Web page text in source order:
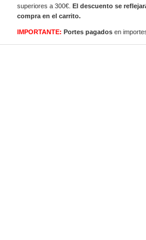
superiores a 300€.El descuento se
compra en el carrito.
IMPORTANTE: Portes pagadosen